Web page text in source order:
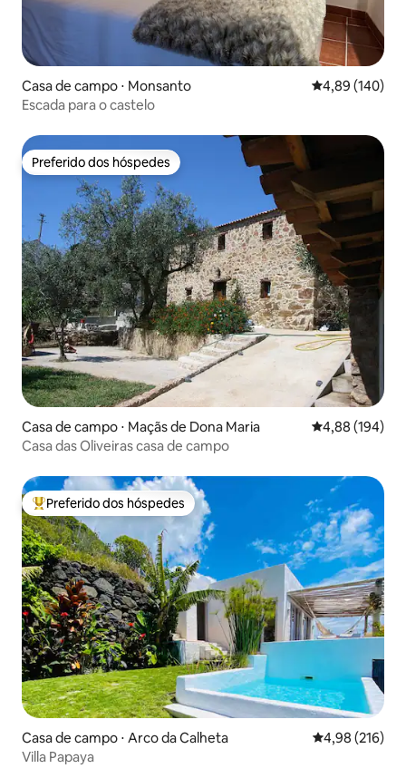
Casa de campo ⋅ Monsanto 4,89 de uma
4,89 (140)
Escada para o castelo
Preferido dos hóspedes
Preferido dos hóspedes
Casa de campo ⋅ Maçãs de Dona Maria 4,88 de uma
4,88 (194)
Casa das Oliveiras casa de campo
Entre os melhores preferidos dos hóspedes
Preferido dos hóspedes
Casa de campo ⋅ Arco da Calheta 4,98 de uma
4,98 (216)
Villa Papaya